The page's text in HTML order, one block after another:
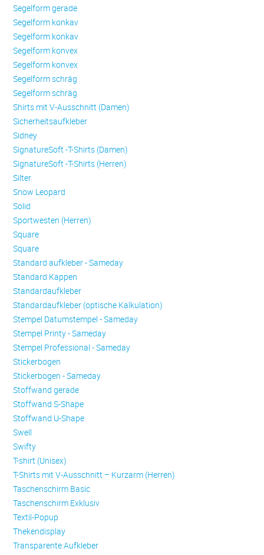
Se­gel­form ge­ra­de
Se­gel­form konkav
Se­gel­form konkav
Se­gel­form konvex
Se­gel­form konvex
Se­gel­form schräg
Se­gel­form schräg
Shirts mit V-Ausschnitt (Damen)
Sicherheitsaufkleber
Sidney
SignatureSoft -T-Shirts (Damen)
SignatureSoft -T-Shirts (Herren)
Silter
Snow Leopard
Solid
Sportwesten (Herren)
Square
Square
Standard aufkleber - Sameday
Standard Kappen
Standardaufkleber
Standardaufkleber (optische Kalkulation)
Stempel Datumstempel - Sameday
Stempel Printy - Sameday
Stempel Professional - Sameday
Stickerbogen
Stickerbogen - Sameday
Stoffwand gerade
Stoffwand S-Shape
Stoffwand U-Shape
Swell
Swifty
T-shirt (Unisex)
T-Shirts mit V-Ausschnitt – Kurzarm (Herren)
Taschenschirm Basic
Taschenschirm Exklusiv
Textil-Popup
Thekendisplay
Transparente Aufkleber